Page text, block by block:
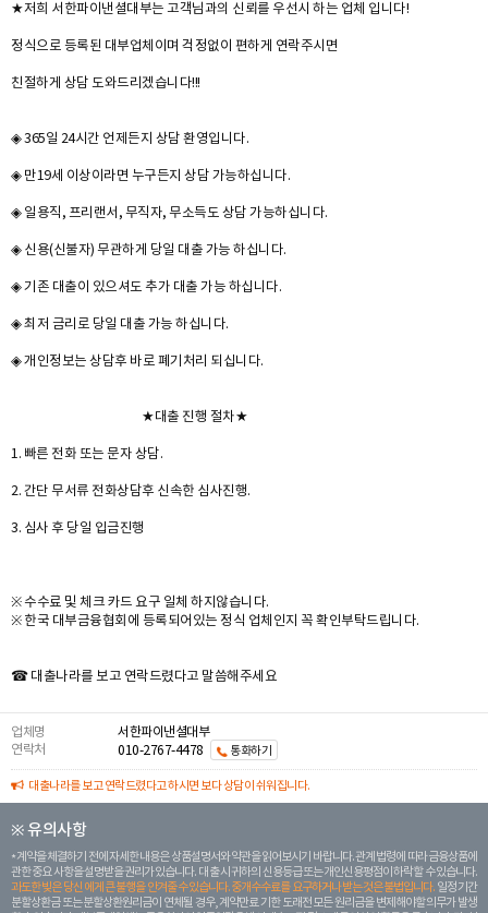
★저희 서한파이낸셜대부는 고객님과의 신뢰를 우선시 하는 업체 입니다!
정식으로 등록된 대부업체이며 걱정없이 편하게 연락주시면
친절하게 상담 도와드리겠습니다!!!
◈ 365일 24시간 언제든지 상담 환영입니다.
◈ 만19세 이상이라면 누구든지 상담 가능하십니다.
◈ 일용직, 프리랜서, 무직자, 무소득도 상담 가능하십니다.
◈ 신용(신불자) 무관하게 당일 대출 가능 하십니다.
◈ 기존 대출이 있으셔도 추가 대출 가능 하십니다.
◈ 최저 금리로 당일 대출 가능 하십니다.
◈ 개인정보는 상담후 바로 폐기처리 되십니다.
★대출 진행 절차★
1. 빠른 전화 또는 문자 상담.
2. 간단 무서류 전화상담후 신속한 심사진행.
3. 심사 후 당일 입금진행
※ 수수료 및 체크 카드 요구 일체 하지않습니다.
※ 한국 대부금융협회에 등록되어있는 정식 업체인지 꼭 확인부탁드립니다.
☎ 대출나라를 보고 연락드렸다고 말씀해주세요
업체명
서한파이낸셜대부
연락처
010-2767-4478 통화하기
대출나라를 보고 연락드렸다고 하시면 보다 상담이 쉬워집니다.
※ 유의사항
계약을 체결하기 전에 자세한 내용은 상품설명서와 약관을 읽어보시기 바랍니다. 관계 법령에 따라 금융상품에
관한 중요 사항을 설명받을 권리가 있습니다. 대 출 시 귀하의 신용등급 또는 개인신용평점이 하락할 수 있습니다.
과도한 빚은 당신 에게 큰 불행을 안겨줄 수 있습니다. 중개수수료를 요구하거나 받는 것은 불법입니다. 일정 기간
분할상환금 또는 분할상환원리금이 연체될 경우, 계약만료 기한 도래전 모든 원리금을 변제해야할 의무가 발생